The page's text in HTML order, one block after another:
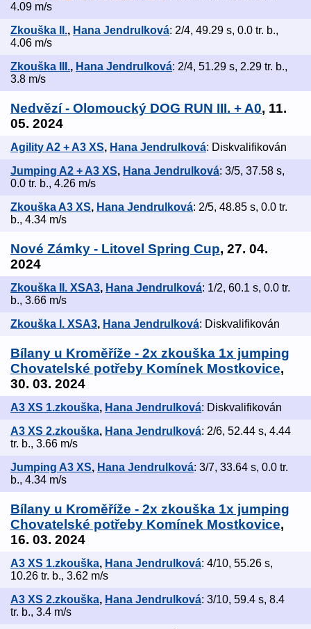
4.09 m/s
Zkouška II., Hana Jendrulková: 2/4, 49.29 s, 0.0 tr. b.,
4.06 m/s
Zkouška III., Hana Jendrulková: 2/4, 51.29 s, 2.29 tr. b.,
3.8 m/s
Nedvězí - Olomoucký DOG RUN III. + A0, 11.
05. 2024
Agility A2 + A3 XS, Hana Jendrulková: Diskvalifikován
Jumping A2 + A3 XS, Hana Jendrulková: 3/5, 37.58 s,
0.0 tr. b., 4.26 m/s
Zkouška A3 XS, Hana Jendrulková: 2/5, 48.85 s, 0.0 tr.
b., 4.34 m/s
Nové Zámky - Litovel Spring Cup, 27. 04.
2024
Zkouška II. XSA3, Hana Jendrulková: 1/2, 60.1 s, 0.0 tr.
b., 3.66 m/s
Zkouška I. XSA3, Hana Jendrulková: Diskvalifikován
Bílany u Kroměříže - 2x zkouška 1x jumping
Chovatelské potřeby Komínek Mostkovice,
30. 03. 2024
A3 XS 1.zkouška, Hana Jendrulková: Diskvalifikován
A3 XS 2.zkouška, Hana Jendrulková: 2/6, 52.44 s, 4.44
tr. b., 3.66 m/s
Jumping A3 XS, Hana Jendrulková: 3/7, 33.64 s, 0.0 tr.
b., 4.34 m/s
Bílany u Kroměříže - 2x zkouška 1x jumping
Chovatelské potřeby Komínek Mostkovice,
16. 03. 2024
A3 XS 1.zkouška, Hana Jendrulková: 4/10, 55.26 s,
10.26 tr. b., 3.62 m/s
A3 XS 2.zkouška, Hana Jendrulková: 3/10, 59.4 s, 8.4
tr. b., 3.4 m/s